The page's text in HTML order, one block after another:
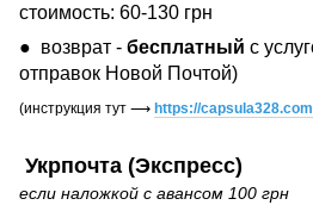
стоимость: 60-130 грн
● возврат - бесплатный с
отправок Новой Почтой)
(инструкция тут ⟶ https://
Укрпочта (Экспресс)
если наложкой с авансом 100 грн